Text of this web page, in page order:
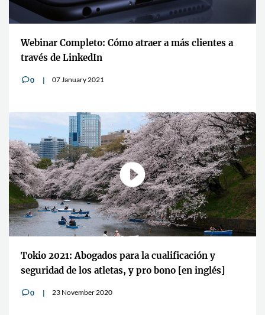
Webinar Completo: Cómo atraer a más clientes a
través de LinkedIn
v0 07 January 2021
Tokio 2021: Abogados para la cualificación y
seguridad de los atletas, y pro bono [en inglés]
v0 23 November 2020